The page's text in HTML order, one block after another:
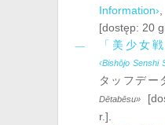
Information›
[dostęp: 20
「美少女
‹Bishōjo Senshi
タッフデー
Dētabēsu»
r.].